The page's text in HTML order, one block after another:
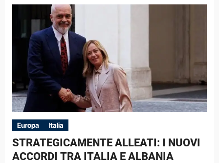
Europa Italia
STRATEGICAMENTE ALLEATI: I NUOVI
ACCORDI TRA ITALIA E ALBANIA